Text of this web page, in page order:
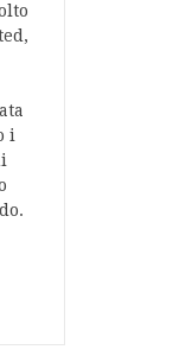
i